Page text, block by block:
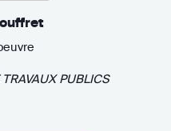
PUBLICS